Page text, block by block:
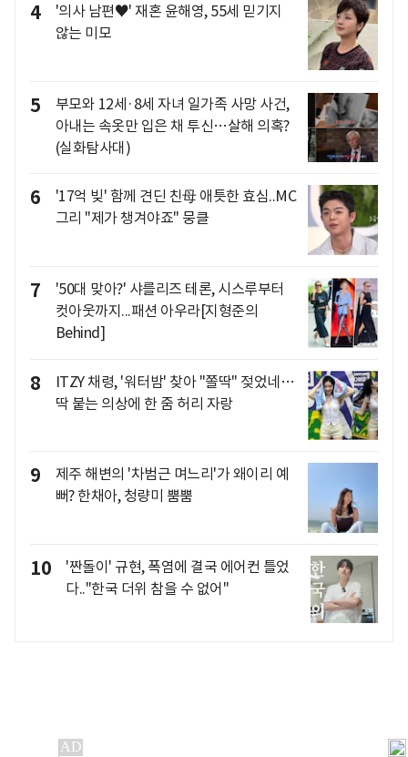
4
'의사 남편♥' 재혼 윤해영, 55세 믿기지
않는 미모
5
부모와 12세·8세 자녀 일가족 사망 사건,
아내는 속옷만 입은 채 투신…살해 의혹?
(실화탐사대)
6
'17억 빚' 함께 견딘 친母 애틋한 효심..MC
그리 "제가 챙겨야죠" 뭉클
7
'50대 맞아?' 샤를리즈 테론, 시스루부터
컷아웃까지...패션 아우라[지형준의
Behind]
8
ITZY 채령, '워터밤' 찾아 "쫄딱" 젖었네…
딱 붙는 의상에 한 줌 허리 자랑
9
제주 해변의 '차범근 며느리'가 왜이리 예
뻐? 한채아, 청량미 뿜뿜
10
'짠돌이' 규현, 폭염에 결국 에어컨 틀었
다.."한국 더위 참을 수 없어"